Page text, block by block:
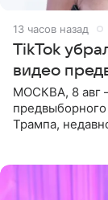
13 часов назад
TikTok
видео
МОСКВА, 8 авг
Трампа,